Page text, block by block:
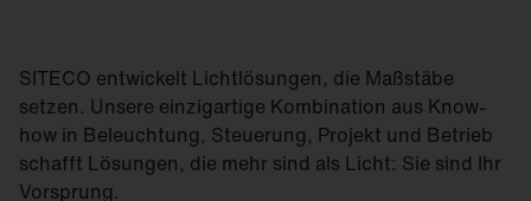
SITECO entwickelt Lichtlösungen, die Maßstäbe
setzen. Unsere einzigartige Kombination aus Know-
how in Beleuchtung, Steuerung, Projekt und Betrieb
schafft Lösungen, die mehr sind als Licht: Sie sind Ihr
Vorsprung.